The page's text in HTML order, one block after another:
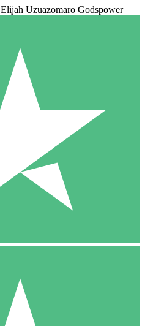
Elijah Uzuazomaro Godspower